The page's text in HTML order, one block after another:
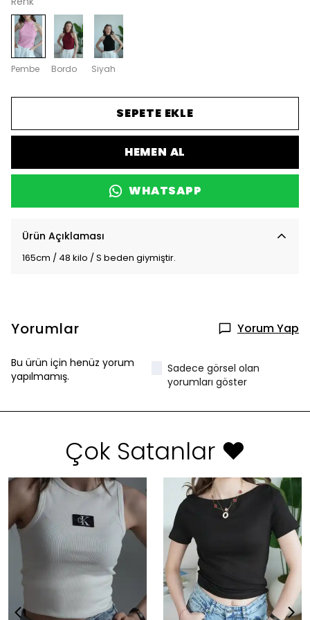
Pembe Bordo Siyah
SEPETE EKLE
HEMEN AL
WHATSAPP
Ürün Açıklaması
165cm / 48 kilo / S beden giymiştir.
Yorumlar Yorum Yap
Bu ürün için henüz yorum
yapılmamış.
Sadece görsel olan
yorumları göster
Çok Satanlar ❤️